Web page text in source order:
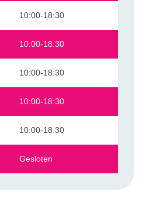
10:00-18:30
10:00-18:30
10:00-18:30
10:00-18:30
10:00-18:30
Gesloten